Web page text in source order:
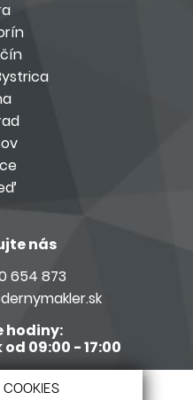
nás
654 873
hodiny:
09:00 - 17:00
kancelárie s.r.o.
COOKIES